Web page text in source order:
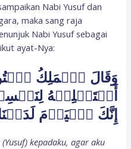
Nabi Yusuf dan
maka sang raja
Nabi Yusuf sebagai
ayat-Nya:
أَسۡتَخۡلِصۡهُ لِنَفۡسِيۖ
إِنَّكَ ٱلۡيَوۡمَ
kepadaku, agar aku